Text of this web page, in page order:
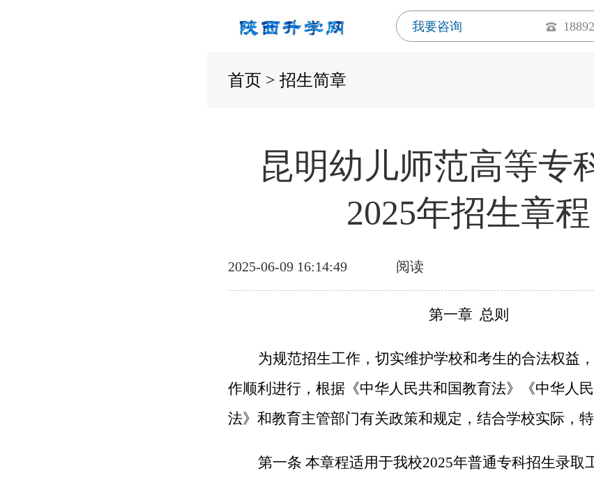
我要咨询
首页 > 招生简章
昆明幼儿师范高等专
2025年招生章程
2025-06-09 16:14:49 阅读
第一章 总则
为规范招生工作，切实维护学校和考生的合法权益
作顺利进行，根据《中华人民共和国教育法》《中华人
法》和教育主管部门有关政策和规定，结合学校实际，特
第一条 本章程适用于我校2025年普通专科招生录取